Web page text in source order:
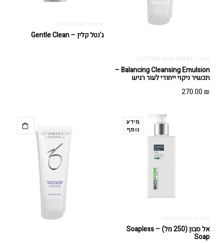
ניקוי - GETTING SKIN READY
Balancing Cleansing Emulsion –
תכשיר ניקוי ייחודי לעור רגיש
270.00 ₪
טיפוח ושיקום העור
ג'נטל קלין – Gentle Clean
מידע
נוסף
טיפוח ושיקום העור
אל סבון (250 מל) – Soapless
Soap